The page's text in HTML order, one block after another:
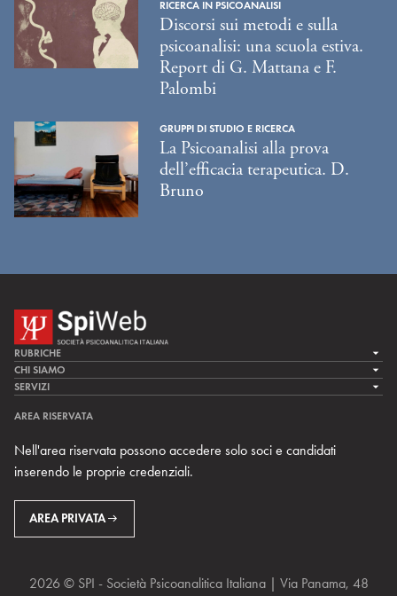
RICERCA IN PSICOANALISI
Discorsi sui metodi e sulla
psicoanalisi: una scuola estiva.
Report di G. Mattana e F.
Palombi
GRUPPI DI STUDIO E RICERCA
La Psicoanalisi alla prova
dell’efficacia terapeutica. D.
Bruno
RUBRICHE
LA CURA
LA RICERCA
MULTIMEDIA
CHI SIAMO
LA SPI
TEAM DI SPIWEB
CONTATTI
RIVISTE
SERVIZI
ARCHIVIO STORICO
AREA RISERVATA
Nell'area riservata possono accedere solo soci e candidati
inserendo le proprie credenziali.
AREA PRIVATA
2026 © SPI - Società Psicoanalitica Italiana | Via Panama, 48